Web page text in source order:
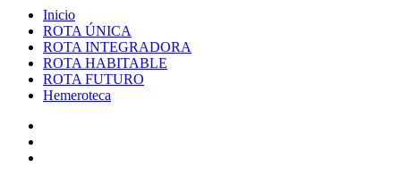
Inicio
ROTA ÚNICA
ROTA INTEGRADORA
ROTA HABITABLE
ROTA FUTURO
Hemeroteca